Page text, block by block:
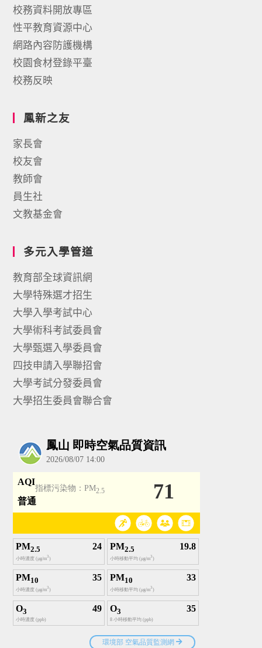
校務資料開放專區
性平教育資源中心
網路內容防護機構
校園食材登錄平臺
校務反映
鳳新之友
家長會
校友會
教師會
員生社
文教基金會
多元入學管道
教育部全球資訊網
大學特殊選才招生
大學入學考試中心
大學術科考試委員會
大學甄選入學委員會
四技申請入學聯招會
大學考試分發委員會
大學招生委員會聯合會